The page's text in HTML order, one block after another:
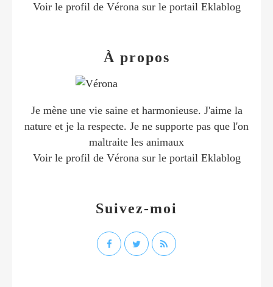
Voir le profil de Véronasur le portail Eklablog
Suivez-moi
À propos
Je mène une vie saine et harmonieuse. J'aime la
nature et je la respecte. Je ne supporte pas que l'on
maltraite les animaux
Voir le profil de Véronasur le portail Eklablog